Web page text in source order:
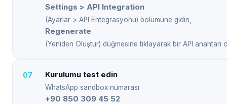
Settings > API Integration
(Ayarlar > API Entegrasyonu) bölümüne gidin,
Regenerate
(Yeniden Oluştur) düğmesine tıklayarak bir API
Kurulumu test edin
WhatsApp sandbox numarası
+90 850 309 45 52